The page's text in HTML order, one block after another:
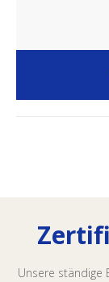
Unsere ständige